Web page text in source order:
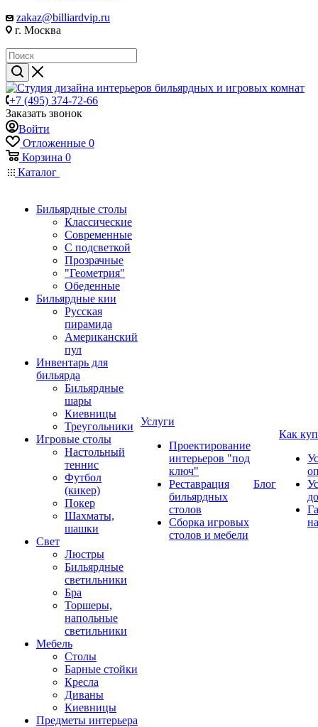
zakaz@billiardvip.ru
г. Москва
+7 (495) 374-72-66
Заказать звонок
Войти
Отложенные 0
Корзина 0
Каталог
Бильярдные столы
Классические
Современные
С подсветкой
Прозрачные
"Геометрия"
Обеденные
Бильярдные кии
Русская
пирамида
Американский
пул
Инвентарь для
бильярда
Бильярдные
шары
Киевницы
Треугольники
Игровые столы
Настольный
теннис
Футбол
(кикер)
Покер
Шахматы,
шашки
Свет
Люстры
Бильярдные
светильники
Бра
Торшеры,
напольные
светильники
Мебель
Столы
Барные стойки
Кресла
Диваны
Киевницы
Предметы интерьера
Услуги
Проектирование
интерьеров "под
ключ"
Реставрация
бильярдных
столов
Сборка игровых
столов и мебели
Блог
Как